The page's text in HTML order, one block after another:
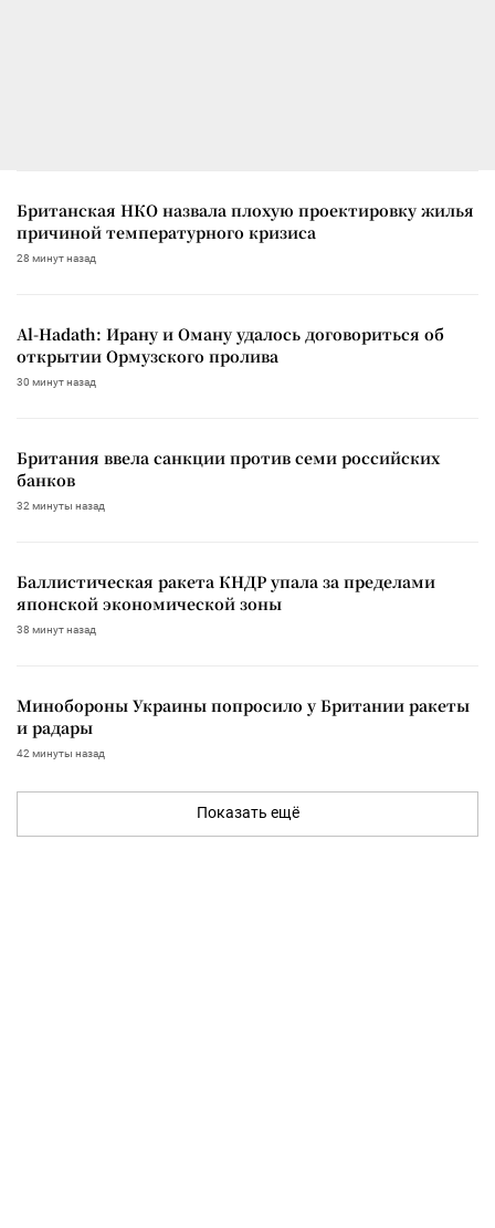
Британская НКО назвала плохую проектировку жилья
причиной температурного кризиса
28 минут назад
Al-Hadath: Ирану и Оману удалось договориться об
открытии Ормузского пролива
30 минут назад
Британия ввела санкции против семи российских
банков
32 минуты назад
Баллистическая ракета КНДР упала за пределами
японской экономической зоны
38 минут назад
Минобороны Украины попросило у Британии ракеты
и радары
42 минуты назад
Показать ещё